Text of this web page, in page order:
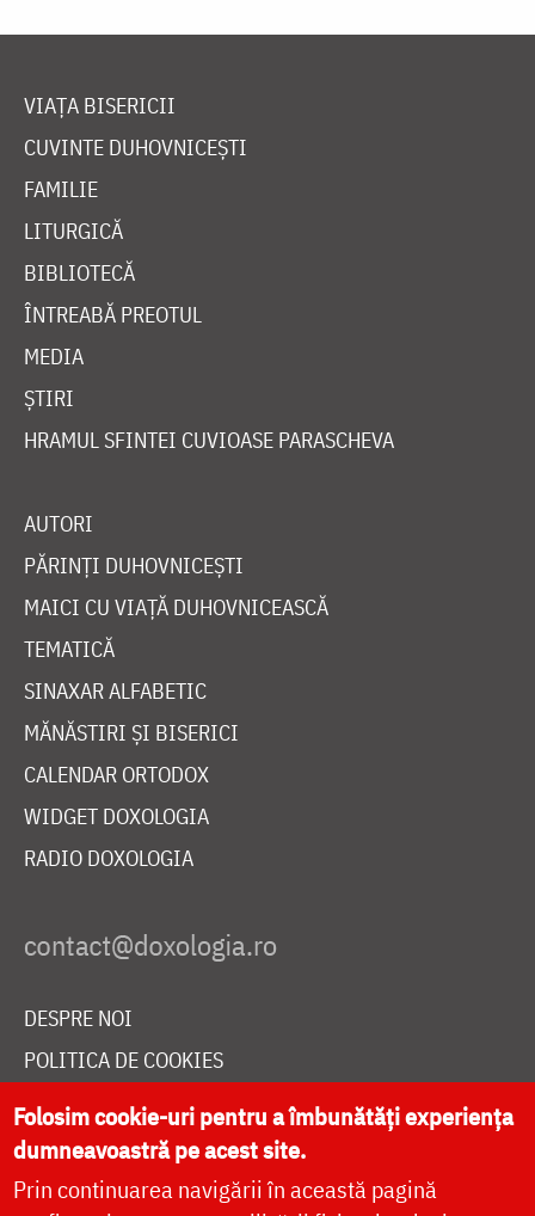
VIAȚA BISERICII
CUVINTE DUHOVNICEȘTI
FAMILIE
LITURGICĂ
BIBLIOTECĂ
ÎNTREABĂ PREOTUL
MEDIA
ȘTIRI
HRAMUL SFINTEI CUVIOASE PARASCHEVA
AUTORI
PĂRINȚI DUHOVNICEȘTI
MAICI CU VIAȚĂ DUHOVNICEASCĂ
TEMATICĂ
SINAXAR ALFABETIC
MĂNĂSTIRI ȘI BISERICI
CALENDAR ORTODOX
WIDGET DOXOLOGIA
RADIO DOXOLOGIA
DESPRE NOI
POLITICA DE COOKIES
DONEAZĂ ONLINE PENTRU CATEDRALA NAȚIONALĂ
LIVE
Folosim cookie-uri pentru a îmbunătăți experiența
dumneavoastră pe acest site.
Prin continuarea navigării în această pagină